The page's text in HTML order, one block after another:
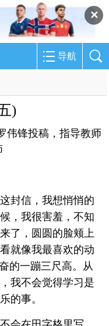
✕
导航
)
伟锋投稿，指导教师
封信，我想悄悄的
，我很害羞，不知
了，圆圆的脸颊上
就像我最喜欢的动
的一蹦三尺高。从
我不会觉得学习是
的事。